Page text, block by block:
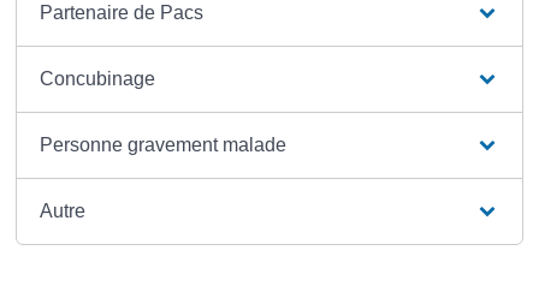
Partenaire de Pacs
Concubinage
Personne gravement malade
Autre